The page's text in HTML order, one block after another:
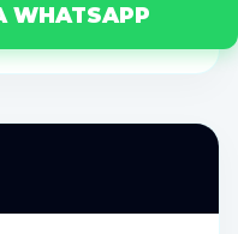
WHATSAPP